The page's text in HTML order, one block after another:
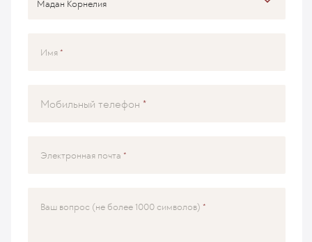
Имя
Мобильный телефон
Электронная почта
Ваш вопрос (не более 1000 символов)